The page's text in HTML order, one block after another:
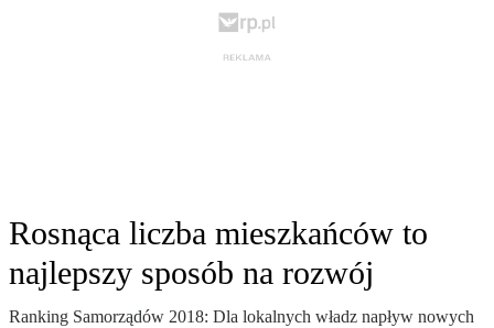
Rosnąca liczba mieszkańców to
najlepszy sposób na rozwój
Ranking Samorządów 2018: Dla lokalnych władz napływ nowych